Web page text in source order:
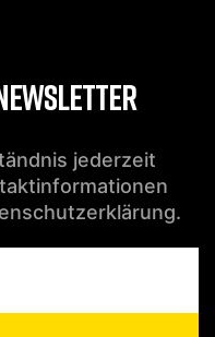
jederzeit